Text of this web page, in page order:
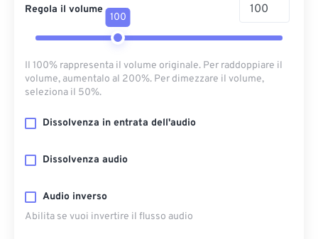
Regola il volume
100
Il 100% rappresenta il volume originale. Per raddoppiare il
volume, aumentalo al 200%. Per dimezzare il volume,
seleziona il 50%.
Dissolvenza in entrata dell'audio
Dissolvenza audio
Audio inverso
Abilita se vuoi invertire il flusso audio